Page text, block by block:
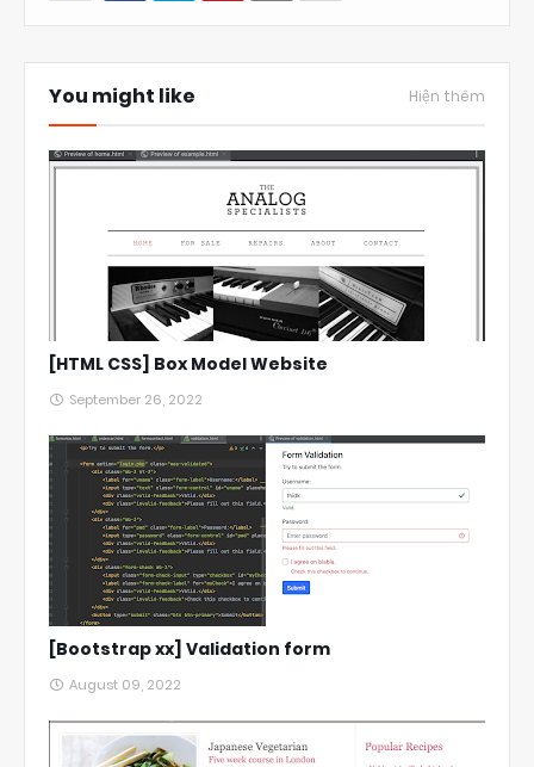
You might like Hiện thêm
[HTML CSS] Box Model Website
September 26, 2022
[Bootstrap xx] Validation form
August 09, 2022